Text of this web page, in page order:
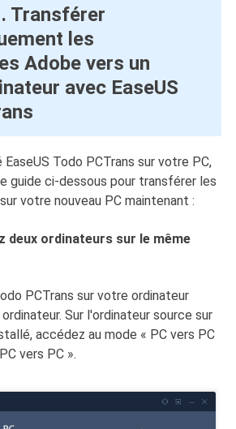
Transférer
les
Adobe vers un
avec EaseUS
Todo PCTrans sur votre PC,
guide ci-dessous pour transférer les
votre nouveau PC maintenant :
deux ordinateurs sur le même
PCTrans sur votre ordinateur
Sur l'ordinateur source sur
accédez au mode « PC vers PC
vers PC ».